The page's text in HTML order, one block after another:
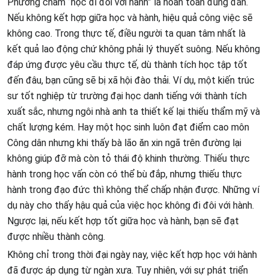
Nếu không kết hợp giữa học và hành, hiệu quả công việc sẽ
không cao. Trong thực tế, điều người ta quan tâm nhất là
kết quả lao động chứ không phải lý thuyết suông. Nếu không
đáp ứng được yêu cầu thực tế, dù thành tích học tập tốt
đến đâu, bạn cũng sẽ bị xã hội đào thải. Ví dụ, một kiến trúc
sư tốt nghiệp từ trường đại học danh tiếng với thành tích
xuất sắc, nhưng ngôi nhà anh ta thiết kế lại thiếu thẩm mỹ và
chất lượng kém. Hay một học sinh luôn đạt điểm cao môn
Công dân nhưng khi thấy bà lão ăn xin ngã trên đường lại
không giúp đỡ mà còn tỏ thái độ khinh thường. Thiếu thực
hành trong học vấn còn có thể bù đắp, nhưng thiếu thực
hành trong đạo đức thì không thể chấp nhận được. Những ví
dụ này cho thấy hậu quả của việc học không đi đôi với hành.
Ngược lại, nếu kết hợp tốt giữa học và hành, bạn sẽ đạt
được nhiều thành công.
Không chỉ trong thời đại ngày nay, việc kết hợp học với hành
đã được áp dụng từ ngàn xưa. Tuy nhiên, với sự phát triển